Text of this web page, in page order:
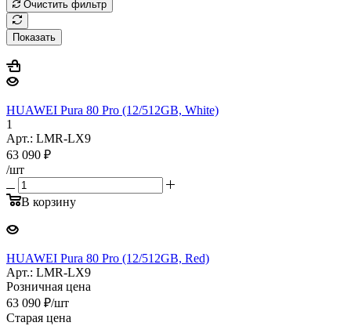
Очистить фильтр
Показать
HUAWEI Pura 80 Pro (12/512GB, White)
1
Арт.: LMR-LX9
63 090 ₽
/шт
В корзину
HUAWEI Pura 80 Pro (12/512GB, Red)
Арт.: LMR-LX9
Розничная цена
63 090 ₽/шт
Старая цена